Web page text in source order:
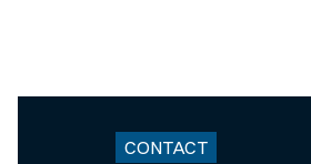
CONTACT